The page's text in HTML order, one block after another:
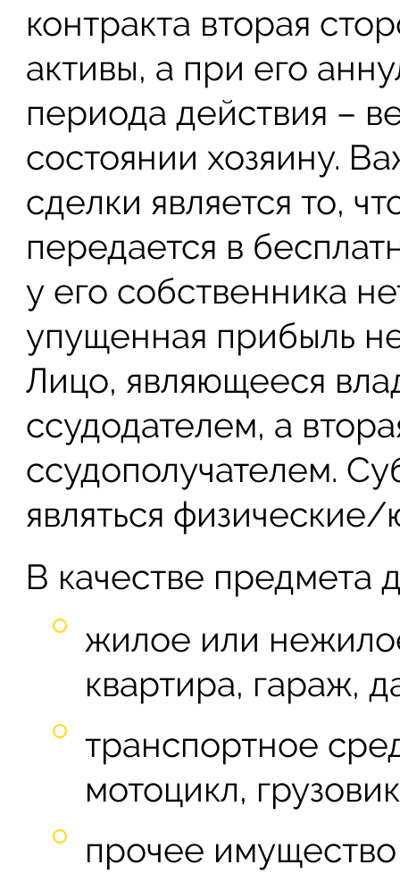
контракта вторая
активы, а при его
периода действия –
состоянии хозяину.
сделки является то,
передается в
у его собственника
упущенная прибыль
Лицо, являющееся
ссудодателем, а
ссудополучателем.
являться
В качестве предмета
жилое или
квартира, гараж,
транспортное
мотоцикл,
прочее